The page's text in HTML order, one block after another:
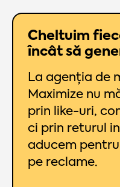
Cheltuim
încât să
La agenția de
Maximize nu
prin like-uri,
ci prin returul
aducem
pe reclame.